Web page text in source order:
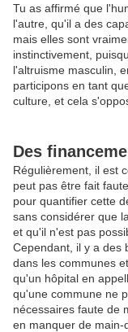
Tu as affirmé que
l'autre, qu'il a des
mais elles sont
instinctivement,
l'altruisme masculin,
participons en tant
culture, et cela
Des
Régulièrement, il est
peut pas être fait
pour quantifier cette
sans considérer que
et qu'il n'est pas
Cependant, il y a des
dans les communes
qu'un hôpital en
qu'une commune ne
nécessaires faute de
en manquer de